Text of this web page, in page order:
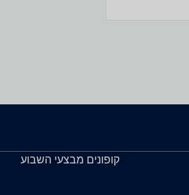
קופונים מבצעי השבוע